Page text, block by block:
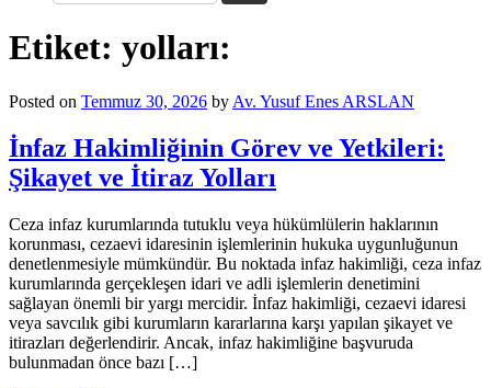
Etiket: yolları:
Posted on Temmuz 30, 2026 by Av. Yusuf Enes ARSLAN
İnfaz Hakimliğinin Görev ve Yetkileri:
Şikayet ve İtiraz Yolları
Ceza infaz kurumlarında tutuklu veya hükümlülerin haklarının
korunması, cezaevi idaresinin işlemlerinin hukuka uygunluğunun
denetlenmesiyle mümkündür. Bu noktada infaz hakimliği, ceza infaz
kurumlarında gerçekleşen idari ve adli işlemlerin denetimini
sağlayan önemli bir yargı mercidir. İnfaz hakimliği, cezaevi idaresi
veya savcılık gibi kurumların kararlarına karşı yapılan şikayet ve
itirazları değerlendirir. Ancak, infaz hakimliğine başvuruda
bulunmadan önce bazı […]